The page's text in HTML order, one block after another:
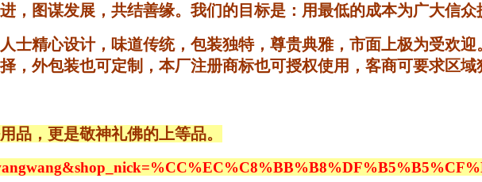
，图谋发展，共结善缘。我们的目标是：用最低的成本为广大信众
士精心设计，味道传统，包装独特，尊贵典雅，市面上极为受欢
，外包装也可定制，本厂注册商标也可授权使用，客商可要求区域
品，更是敬神礼佛的上等品。